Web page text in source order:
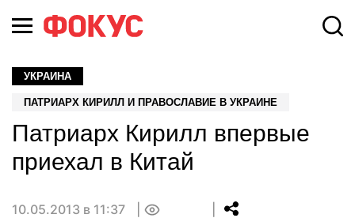
УКРАИНА
ПАТРИАРХ КИРИЛЛ И ПРАВОСЛАВИЕ В УКРАИНЕ
Патриарх Кирилл впервые
приехал в Китай
10.05.2013 в 11:37